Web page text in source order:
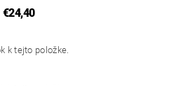
€24,40
k tejto položke.